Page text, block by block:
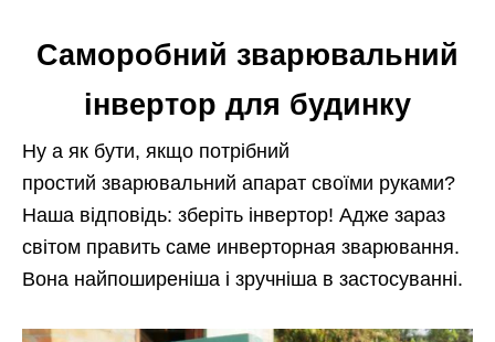
Саморобний зварювальний
інвертор для будинку
Ну а як бути, якщо потрібний
простий зварювальний апарат своїми руками?
Наша відповідь: зберіть інвертор! Адже зараз
світом править саме инверторная зварювання.
Вона найпоширеніша і зручніша в застосуванні.